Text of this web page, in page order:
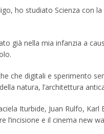
ho studiato Scienza
già nella mia infanzia a
che digitali e sperimento
natura, l’architettura
Iturbide, Juan Rulfo,
e il cinema new